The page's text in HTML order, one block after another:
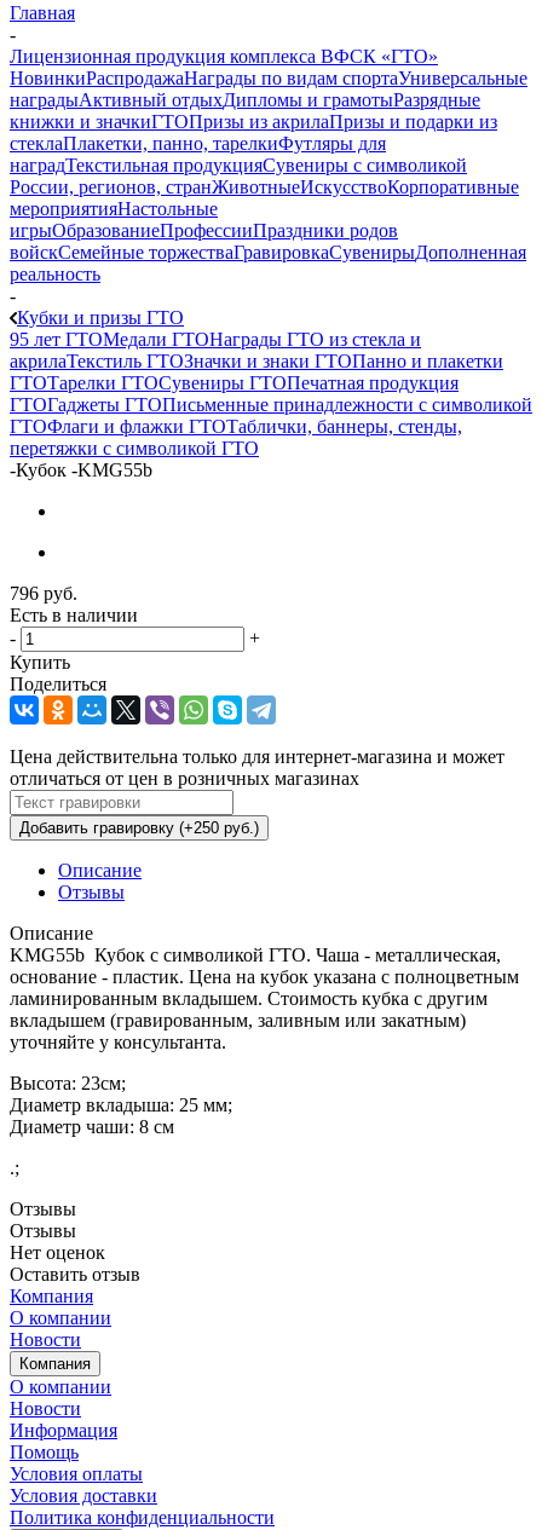
Главная
-
Лицензионная продукция комплекса ВФСК «ГТО»
НовинкиРаспродажаНаграды по видам спортаУниверсальные
наградыАктивный отдыхДипломы и грамотыРазрядные
книжки и значкиГТОПризы из акрилаПризы и подарки из
стеклаПлакетки, панно, тарелкиФутляры для
наградТекстильная продукцияСувениры с символикой
России, регионов, странЖивотныеИскусствоКорпоративные
мероприятияНастольные
игрыОбразованиеПрофессииПраздники родов
войскСемейные торжестваГравировкаСувенирыДополненная
реальность
-
Кубки и призы ГТО
95 лет ГТОМедали ГТОНаграды ГТО из стекла и
акрилаТекстиль ГТОЗначки и знаки ГТОПанно и плакетки
ГТОТарелки ГТОСувениры ГТОПечатная продукция
ГТОГаджеты ГТОПисьменные принадлежности с символикой
ГТОФлаги и флажки ГТОТаблички, баннеры, стенды,
перетяжки с символикой ГТО
-Кубок -KMG55b
796 руб.
Есть в наличии
-
+
Купить
Поделиться
Цена действительна только для интернет-магазина и может
отличаться от цен в розничных магазинах
Добавить гравировку (+250 руб.)
Описание
Отзывы
Описание
KMG55b Кубок с символикой ГТО. Чаша - металлическая,
основание - пластик. Цена на кубок указана с полноцветным
ламинированным вкладышем. Стоимость кубка с другим
вкладышем (гравированным, заливным или закатным)
уточняйте у консультанта.
Высота: 23см;
Диаметр вкладыша: 25 мм;
Диаметр чаши: 8 см
.;
Отзывы
Отзывы
Нет оценок
Оставить отзыв
Компания
О компании
Новости
Компания
О компании
Новости
Информация
Помощь
Условия оплаты
Условия доставки
Политика конфиденциальности